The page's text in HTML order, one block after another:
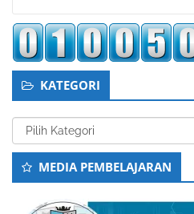
KATEGORI
Kategori
MEDIA PEMBELAJARAN